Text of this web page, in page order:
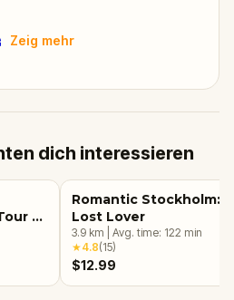
Zeig mehr
dich interessieren
&
Romantic Stockholm:
Lost Lover
3.9 km Avg. time: 122 min
★4.8(15)
$12.99